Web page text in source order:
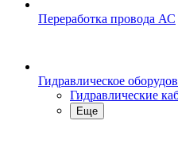
Переработка провода АС
Гидравлическое
Гидравлические
Еще